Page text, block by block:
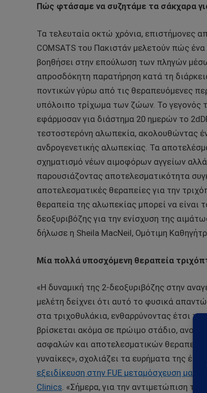
Πώς φτάσαμε να συζητάμε τα σάκχαρα
Τα τελευταία οκτώ χρόνια, επιστήμονες
COMSATS του Πακιστάν μελετούν πώς
βοηθήσει στην επούλωση των πληγών
απροσδόκητη παρατήρηση κατά τη
ποντικών γύρω από τις θεραπευόμενες
υπόλοιπο τρίχωμα των ζώων. Το γεγονός
εφάρμοσαν για διάστημα 20 ημερών το
τεστοστερόνη αλωπεκία, ακολουθώντας
ανδρογενετικής αλωπεκίας. Τα
σχηματισμό νέων αιμοφόρων αγγείων
παρουσιάζοντας αποτελεσματικότητα
αποτελεσματικές θεραπείες για την
θεραπεία της αλωπεκίας μπορεί να
δεοξυριβόζης για την ενίσχυση της
δήλωσε η Sheila MacNeil, Ομότιμη
Μία πολλά υποσχόμενη θεραπεία
«Η δυναμική της 2-δεοξυριβόζης στην
μελέτη δείχνει ότι αυτό το φυσικά
στα τριχοθυλάκια, ενθαρρύνοντας έτσι
βρίσκεται ακόμα σε πρώιμο στάδιο,
ασφαλών και αποτελεσματικών θεραπειών
γυναίκες», σχολιάζει τα ευρήματα της
εξειδίκευση στην FUE μεταμόσχευση
Clinics. «Σήμερα, για την αντιμετώπιση